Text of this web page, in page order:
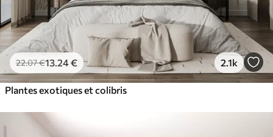
22.07€13 .24€ 2.1k
Plantes exotiques et colibris